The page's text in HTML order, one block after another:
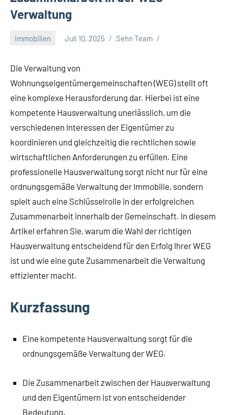
Verwaltung
Immobilien Juli 10, 2025 Sehn Team
Die Verwaltung von
Wohnungseigentümergemeinschaften (WEG) stellt oft
eine komplexe Herausforderung dar. Hierbei ist eine
kompetente Hausverwaltung unerlässlich, um die
verschiedenen Interessen der Eigentümer zu
koordinieren und gleichzeitig die rechtlichen sowie
wirtschaftlichen Anforderungen zu erfüllen. Eine
professionelle Hausverwaltung sorgt nicht nur für eine
ordnungsgemäße Verwaltung der Immobilie, sondern
spielt auch eine Schlüsselrolle in der erfolgreichen
Zusammenarbeit innerhalb der Gemeinschaft. In diesem
Artikel erfahren Sie, warum die Wahl der richtigen
Hausverwaltung entscheidend für den Erfolg Ihrer WEG
ist und wie eine gute Zusammenarbeit die Verwaltung
effizienter macht.
Kurzfassung
Eine kompetente Hausverwaltung sorgt für die
ordnungsgemäße Verwaltung der WEG.
Die Zusammenarbeit zwischen der Hausverwaltung
und den Eigentümern ist von entscheidender
Bedeutung.